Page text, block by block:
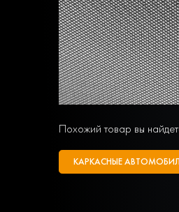
Похожий товар вы
КАРКАСНЫЕ